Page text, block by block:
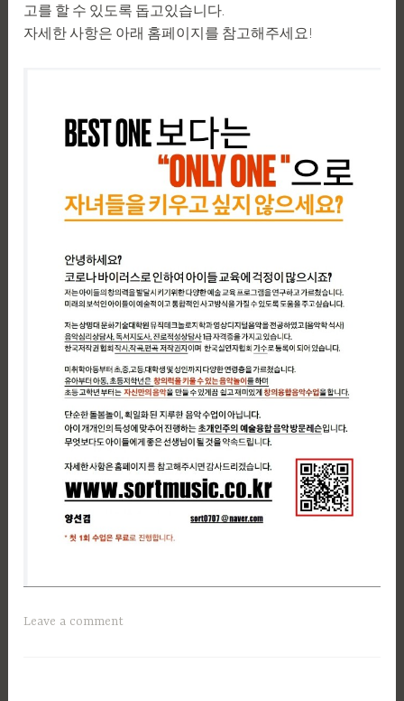
고를 할 수 있도록 돕고있습니다.
자세한 사항은 아래 홈페이지를 참고해주세요!
Leave a comment